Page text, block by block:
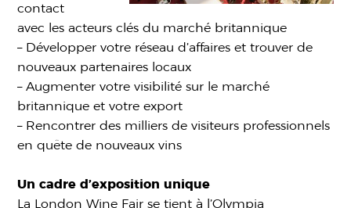
contact
avec les acteurs clés du marché britannique
– Développer votre réseau d’affaires et trouver de
nouveaux partenaires locaux
– Augmenter votre visibilité sur le marché
britannique et votre export
– Rencontrer des milliers de visiteurs professionnels
en quête de nouveaux vins
Un cadre d’exposition unique
La London Wine Fair se tient à l’Olympia